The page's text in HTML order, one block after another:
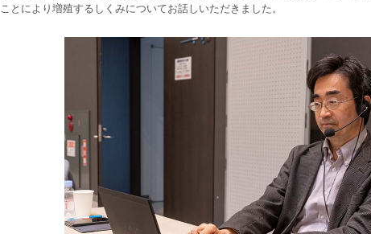
ことにより増殖するしくみについてお話しいただきました。